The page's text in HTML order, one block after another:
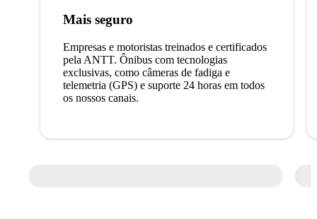
Mais seguro
Empresas e motoristas treinados e certificados
pela ANTT. Ônibus com tecnologias
exclusivas, como câmeras de fadiga e
telemetria (GPS) e suporte 24 horas em todos
os nossos canais.